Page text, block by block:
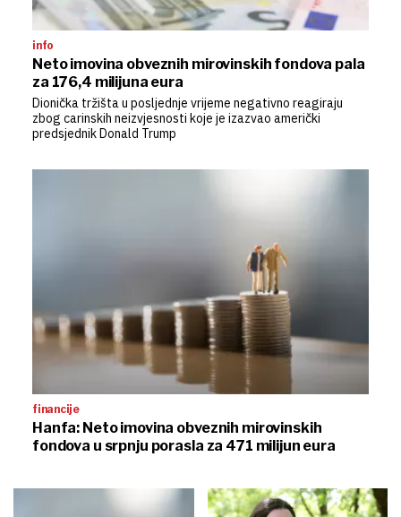
info
Neto imovina obveznih mirovinskih fondova pala
za 176,4 milijuna eura
Dionička tržišta u posljednje vrijeme negativno reagiraju
zbog carinskih neizvjesnosti koje je izazvao američki
predsjednik Donald Trump
financije
Hanfa: Neto imovina obveznih mirovinskih
fondova u srpnju porasla za 471 milijun eura